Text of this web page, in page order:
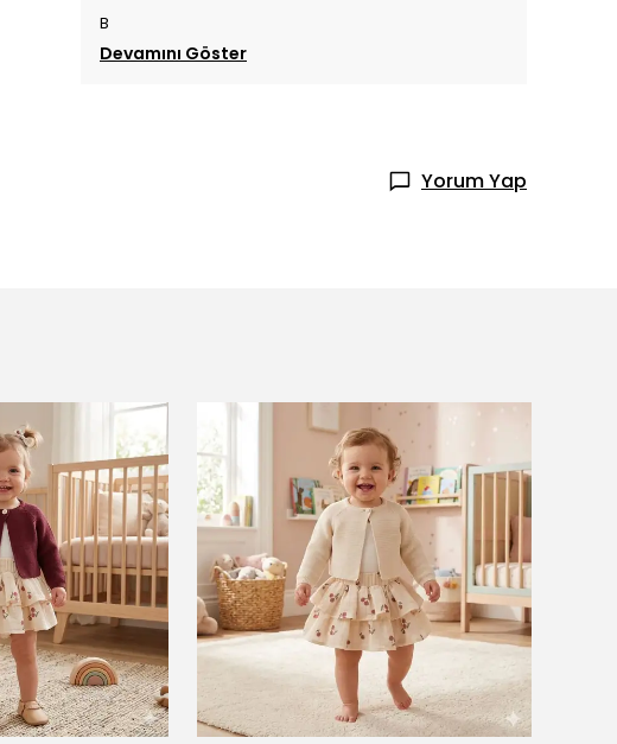
B
Devamını Göster
Yorum Yap